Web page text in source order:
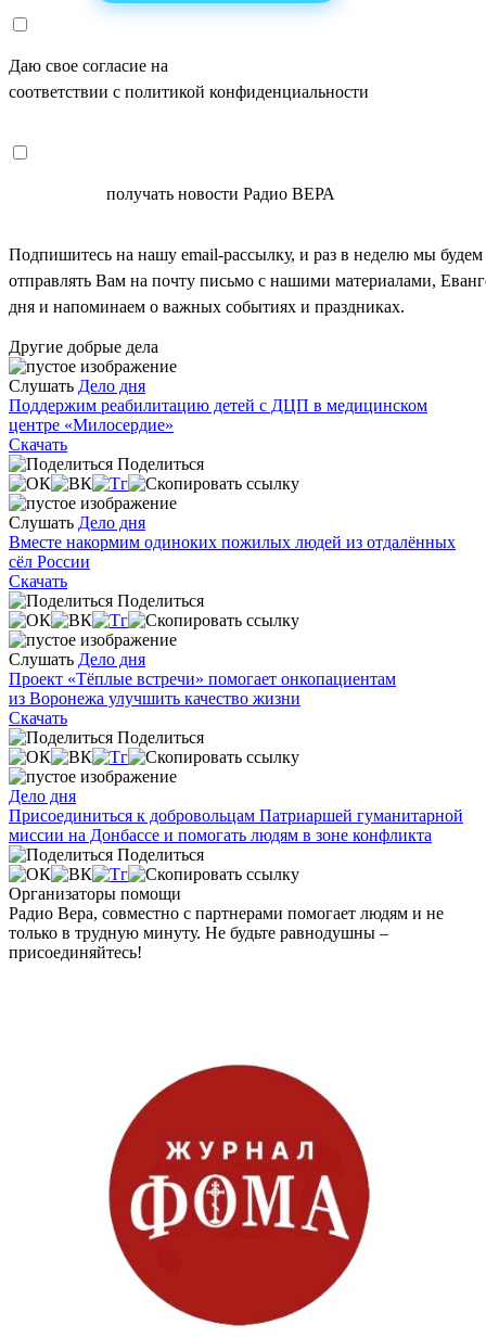
Даю свое согласие на
соответствии с политикой конфиденциальности
получать новости Радио ВЕРА
Подпишитесь на нашу email-рассылку, и раз в неделю мы будем
отправлять Вам на почту письмо с нашими материалами,
дня и напоминаем о важных событиях и праздниках.
Другие добрые дела
Слушать Дело дня
Поддержим реабилитацию детей с ДЦП в медицинском
центре «Милосердие»
Скачать
Поделиться
Слушать Дело дня
Вместе накормим одиноких пожилых людей из отдалённых
сёл России
Скачать
Поделиться
Слушать Дело дня
Проект «Тёплые встречи» помогает онкопациентам
из Воронежа улучшить качество жизни
Скачать
Поделиться
Дело дня
Присоединиться к добровольцам Патриаршей гуманитарной
миссии на Донбассе и помогать людям в зоне конфликта
Поделиться
Организаторы помощи
Радио Вера, совместно с партнерами помогает людям и не
только в трудную минуту. Не будьте равнодушны –
присоединяйтесь!